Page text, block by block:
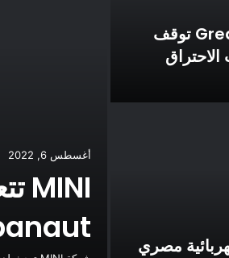
أغسطس 6, 2022
شركة Great Wall توقف
مصري